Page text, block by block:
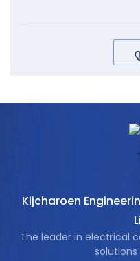
Kijcharoen
The leader in electrical